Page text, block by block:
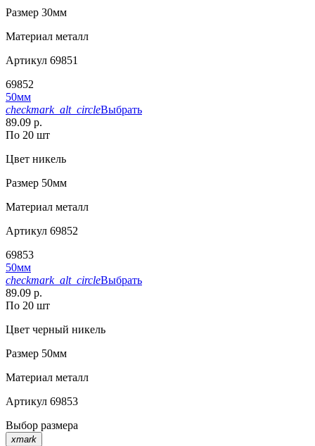
Размер 30мм
Материал металл
Артикул 69851
69852
50мм
checkmark_alt_circleВыбрать
89.09 р.
По 20 шт
Цвет никель
Размер 50мм
Материал металл
Артикул 69852
69853
50мм
checkmark_alt_circleВыбрать
89.09 р.
По 20 шт
Цвет черный никель
Размер 50мм
Материал металл
Артикул 69853
Выбор размера
xmark